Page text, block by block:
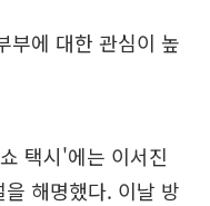
부에 대한 관심이 높
택시'에는 이서진
해명했다. 이날 방